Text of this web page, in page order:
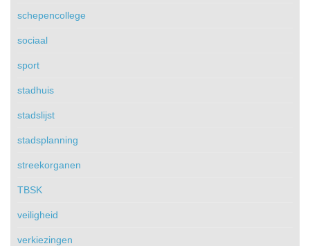
schepencollege
sociaal
sport
stadhuis
stadslijst
stadsplanning
streekorganen
TBSK
veiligheid
verkiezingen